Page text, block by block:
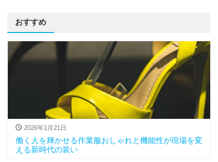
おすすめ
2026年1月21日
働く人を輝かせる作業服おしゃれと機能性が現場を変
える新時代の装い